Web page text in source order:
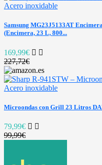
Samsung MG23J5133AT
(Encimera, 23 L, 800...
169,99€
227,72€
Microondas con Grill 23 Litros
79,99€
99,99€